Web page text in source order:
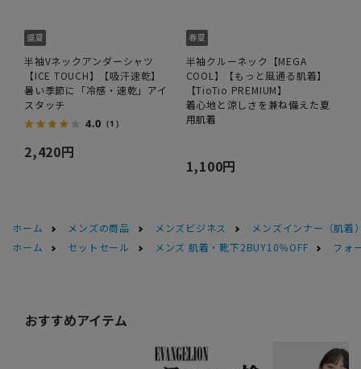
半袖Vネックアンダーシャツ
【ICE TOUCH】【吸汗速乾】
暑い季節に「冷感・速乾」アイ
スタッチ
4.0 （1）
2,420円
半袖クルーネック【MEGA
COOL】【もっと風通る肌着】
【TioTio PREMIUM】
着心地と涼しさを兼ね備えた夏
用肌着
1,100円
ホーム メンズの商品 メンズビジネス
メンズインナー（肌着
ホーム
セットセール メンズ 肌着・靴下2BUY10％OFF フォ